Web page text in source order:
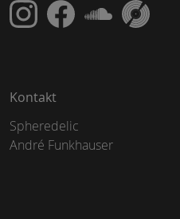
Kontakt
Spheredelic
André Funkhauser